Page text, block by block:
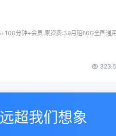
分钟+会员 原资费:39月租80G全国通
超我们想象